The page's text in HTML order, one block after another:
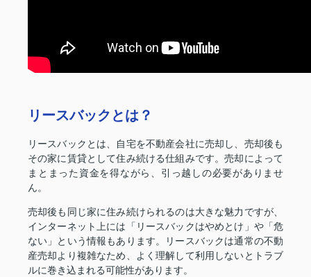
リースバックとは？
リースバックとは、自宅を不動産会社に売却し、売却後も
その家に賃貸として住み続ける仕組みです。売却によって
まとまった資金を得ながら、引っ越しの必要がありませ
ん。
売却後も同じ家に住み続けられるのは大きな魅力ですが、
インターネット上には「リースバックはやめとけ」や「危
ない」という情報もあります。リースバックは通常の不動
産売却より複雑なため、よく理解して利用しないとトラブ
ルに巻き込まれる可能性があります。